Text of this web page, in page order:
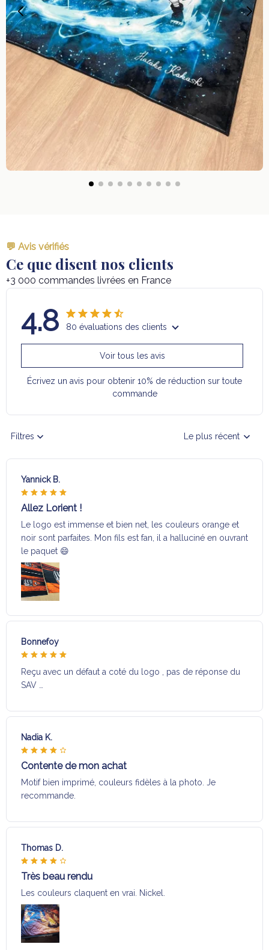
💬 Avis vérifiés
Ce que disent nos clients
+3 000 commandes livrées en France
4.8 80 évaluations des clients
Voir tous les avis
Écrivez un avis pour obtenir 10% de réduction sur toute
commande
Filtres Le plus récent
Yannick B.
Allez Lorient !
Le logo est immense et bien net, les couleurs orange et
noir sont parfaites. Mon fils est fan, il a halluciné en ouvrant
le paquet 😄
Bonnefoy
Reçu avec un défaut a coté du logo , pas de réponse du
SAV …
Nadia K.
Contente de mon achat
Motif bien imprimé, couleurs fidèles à la photo. Je
recommande.
Thomas D.
Très beau rendu
Les couleurs claquent en vrai. Nickel.